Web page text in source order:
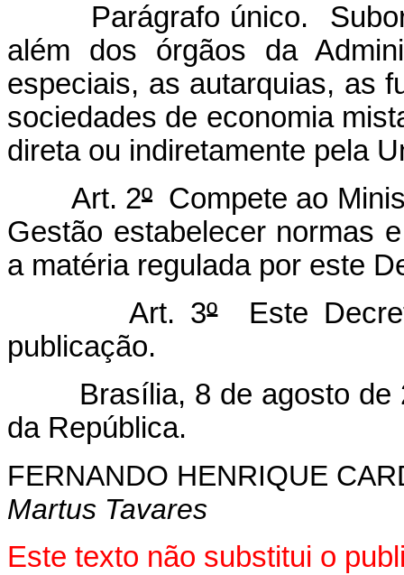
Parágrafo único.
além dos órgãos da
especiais, as autarquias, as
sociedades de economia
direta ou indiretamente pela
Art. 2º Compete ao
Gestão estabelecer normas
a matéria regulada por este
Art. 3ºEste
publicação.
Brasília, 8 de agosto de
da República.
FERNANDO HENRIQUE
Martus Tavares
Este texto não substitui o